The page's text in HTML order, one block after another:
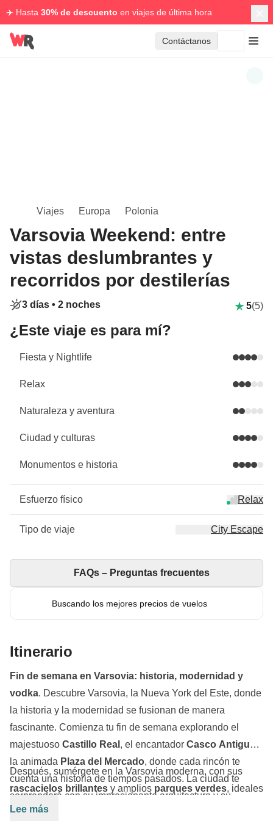
✈️ Hasta 30% de descuento en viajes de última hora
Contáctanos
Viajes Europa Polonia
Varsovia Weekend: entre
vistas deslumbrantes y
recorridos por destilerías
3 días • 2 noches 5(5)
¿Este viaje es para mí?
Fiesta y Nightlife
Relax
Naturaleza y aventura
Ciudad y culturas
Monumentos e historia
Esfuerzo físico Relax
Tipo de viaje City Escape
Buscando los mejores precios de vuelos
FAQs – Preguntas frecuentes
Itinerario
Fin de semana en Varsovia: historia, modernidad y
vodka. Descubre Varsovia, la Nueva York del Este, donde
la historia y la modernidad se fusionan de manera
fascinante. Comienza tu fin de semana explorando el
majestuoso Castillo Real , el encantador Casco Antiguoy
la animada Plaza del Mercado, donde cada rincón te
cuenta una historia de tiempos pasados. La ciudad te
sorprenderá con su impresionante arquitectura y su
mezcla única de lo antiguo y lo moderno.
Después, sumérgete en la Varsovia moderna, con sus
rascacielos brillantes y amplios parques verdes, ideales
para relajarte y disfrutar de una atmósfera vibrante en el
Lee más